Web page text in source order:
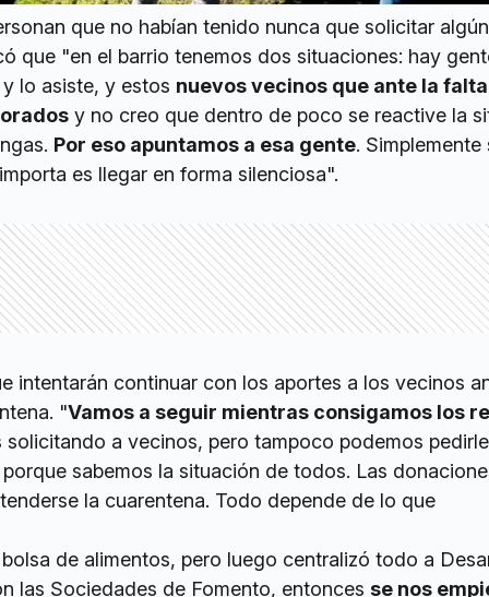
que no habían tenido nunca que solicitar
que "en el barrio tenemos dos situaciones: hay
lo asiste, y estos nuevos vecinos que ante la
y no creo que dentro de poco se reactive la
Por eso apuntamos a esa gente. Simplemente
es llegar en forma silenciosa".
intentarán continuar con los aportes a los vecinos
"Vamos a seguir mientras consigamos los
a vecinos, pero tampoco podemos
sabemos la situación de todos. Las
la cuarentena. Todo depende de lo que
de alimentos, pero luego centralizó todo a
las Sociedades de Fomento, entonces se nos